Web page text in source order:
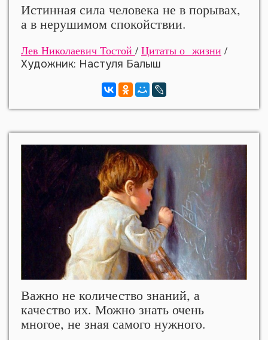
Истинная сила человека не в порывах,
а в нерушимом спокойствии.
Лев Николаевич Тостой / Цитаты о жизни /
Художник: Настуля Балыш
Важно не количество знаний, а
качество их. Можно знать очень
многое, не зная самого нужного.